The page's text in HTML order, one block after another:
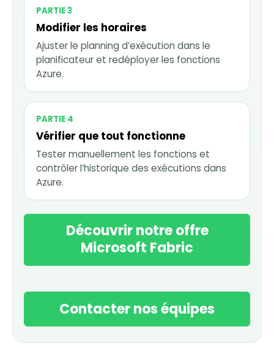
PARTIE 3
Modifier les horaires
Ajuster le planning d’exécution dans le
planificateur et redéployer les fonctions
Azure.
PARTIE 4
Vérifier que tout fonctionne
Tester manuellement les fonctions et
contrôler l’historique des exécutions dans
Azure.
Découvrir notre offre
Microsoft Fabric
Contacter nos équipes